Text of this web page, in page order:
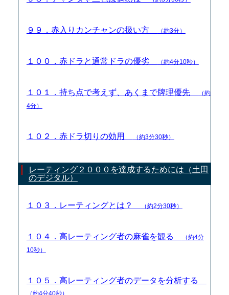
９９．赤入りカンチャンの扱い方 （約3分）
１００．赤ドラと通常ドラの優劣 （約4分10秒）
１０１．持ち点で考えず、あくまで牌理優先
（約
4分）
１０２．赤ドラ切りの効用 （約3分30秒）
レーティング２０００を達成するためには（土田
のデジタル）
１０３．レーティングとは？ （約2分30秒）
１０４．高レーティング者の麻雀を観る
（約4分
10秒）
１０５．高レーティング者のデータを分析する
（約4分40秒）